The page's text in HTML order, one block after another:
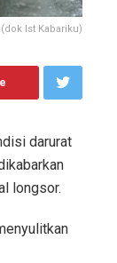
Ist Kabariku)
darurat
longsor.